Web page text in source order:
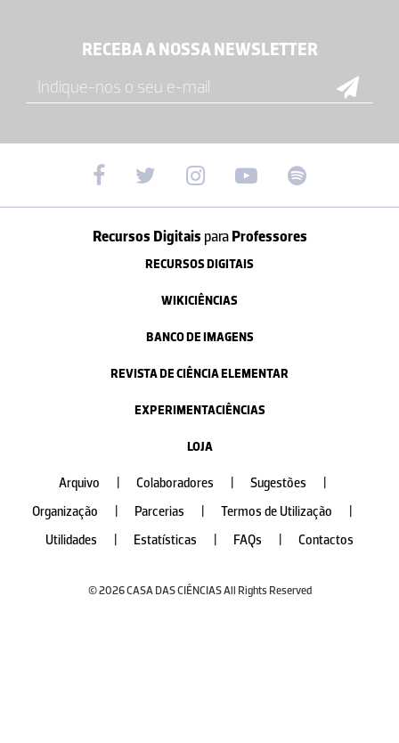
RECEBA A NOSSA NEWSLETTER
Recursos Digitais paraProfessores
RECURSOS DIGITAIS
WIKICIÊNCIAS
BANCO DE IMAGENS
REVISTA DE CIÊNCIA ELEMENTAR
EXPERIMENTACIÊNCIAS
LOJA
Arquivo Colaboradores Sugestões
Organização
Parcerias Termos de Utilização
Utilidades
Estatísticas FAQs Contactos
© 2026 CASA DAS CIÊNCIAS All Rights Reserved